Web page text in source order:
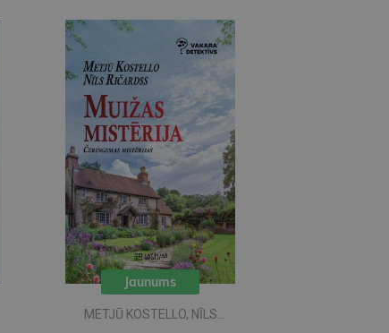
Jaunums
METJŪ KOSTELLO, NĪLS